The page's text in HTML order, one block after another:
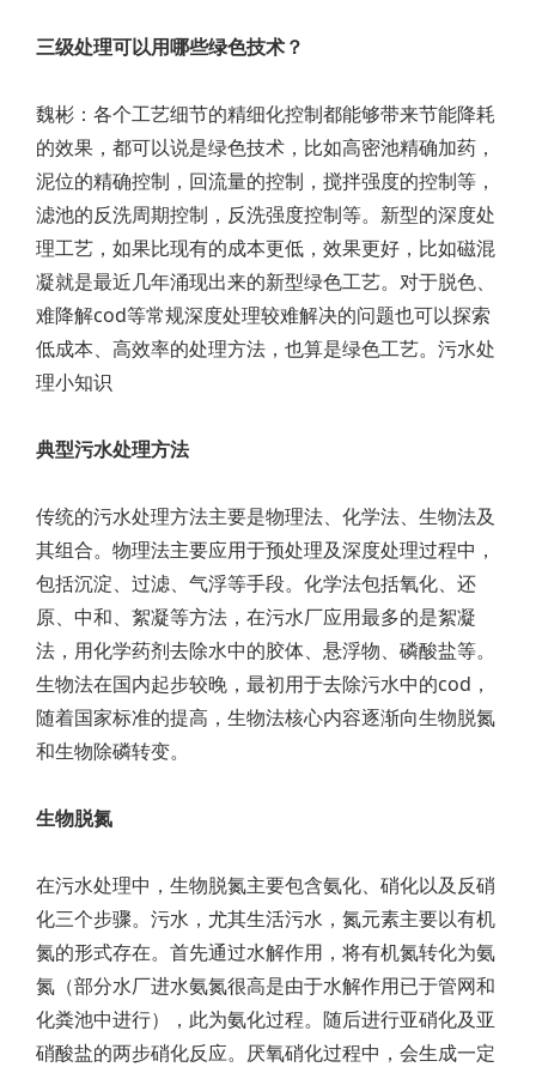
三级处理可以用哪些绿色技术？
魏彬：各个工艺细节的精细化控制都能够带来节能降耗
的效果，都可以说是绿色技术，比如高密池精确加药，
泥位的精确控制，回流量的控制，搅拌强度的控制等，
滤池的反洗周期控制，反洗强度控制等。新型的深度处
理工艺，如果比现有的成本更低，效果更好，比如磁混
凝就是最近几年涌现出来的新型绿色工艺。对于脱色、
难降解cod等常规深度处理较难解决的问题也可以探索
低成本、高效率的处理方法，也算是绿色工艺。污水处
理小知识
典型污水处理方法
传统的污水处理方法主要是物理法、化学法、生物法及
其组合。物理法主要应用于预处理及深度处理过程中，
包括沉淀、过滤、气浮等手段。化学法包括氧化、还
原、中和、絮凝等方法，在污水厂应用最多的是絮凝
法，用化学药剂去除水中的胶体、悬浮物、磷酸盐等。
生物法在国内起步较晚，最初用于去除污水中的cod，
随着国家标准的提高，生物法核心内容逐渐向生物脱氮
和生物除磷转变。
生物脱氮
在污水处理中，生物脱氮主要包含氨化、硝化以及反硝
化三个步骤。污水，尤其生活污水，氮元素主要以有机
氮的形式存在。首先通过水解作用，将有机氮转化为氨
氮（部分水厂进水氨氮很高是由于水解作用已于管网和
化粪池中进行），此为氨化过程。随后进行亚硝化及亚
硝酸盐的两步硝化反应。厌氧硝化过程中，会生成一定